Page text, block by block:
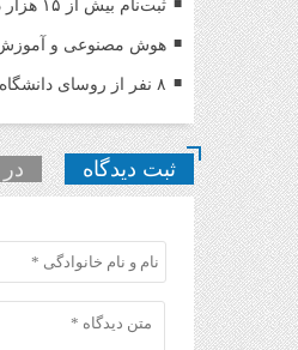
ثبت‌نام بیش از ۱۵ هزار داوطلب دستیاری آموزشی تا امروز/ مهلت ثبت نام تمدید شد
هوش مصنوعی و آموزش؛
۸ نفر از روسای دانشگاه آزاد اسلامی در استان‌ها ابقا شدند
ثبت دیدگاه